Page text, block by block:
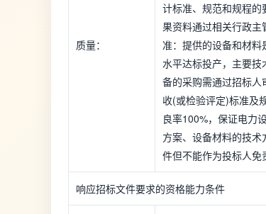
质量：
计标准、规范和规程
果资料通过相关行政
准：提供的设备和材
水平达标投产，主要
备的采购需通过招标
收(或检验评定)标准及
良率100%，保证电力
方案、设备材料的技
件但不能作为投标人免
响应招标文件要求的资格能力条件